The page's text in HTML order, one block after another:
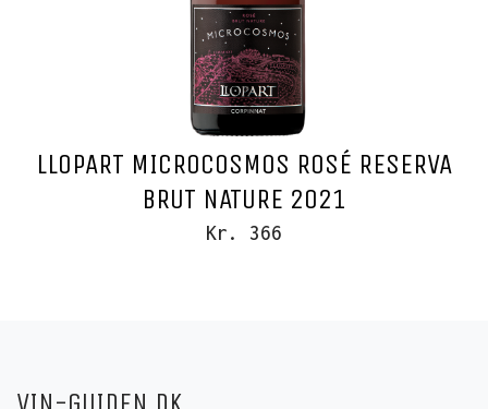
LLOPART MICROCOSMOS ROSÉ RESERVA
BRUT NATURE 2021
Kr. 366